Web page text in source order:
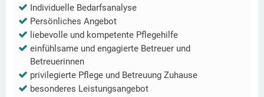
Individuelle Bedarfsanalyse
Persönliches Angebot
liebevolle und kompetente Pflegehilfe
einfühlsame und engagierte Betreuer und
Betreuerinnen
privilegierte Pflege und Betreuung Zuhause
besonderes Leistungsangebot